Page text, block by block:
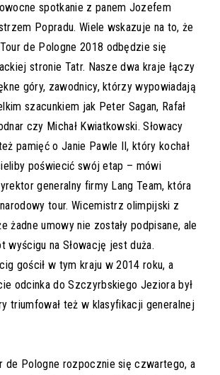
spotkanie z panem Jozefem
Popradu. Wiele wskazuje na to, że
de Pologne 2018 odbędzie się
stronie Tatr. Nasze dwa kraje łączy
góry, zawodnicy, którzy wypowiadają
szacunkiem jak Peter Sagan, Rafał
czy Michał Kwiatkowski. Słowacy
pamięć o Janie Pawle II, który kochał
poświecić swój etap – mówi
generalny firmy Lang Team, która
tour. Wicemistrz olimpijski z
żadne umowy nie zostały podpisane, ale
wyścigu na Słowację jest duża.
gościł w tym kraju w 2014 roku, a
odcinka do Szczyrbskiego Jeziora był
triumfował też w klasyfikacji generalnej
de Pologne rozpocznie się czwartego, a